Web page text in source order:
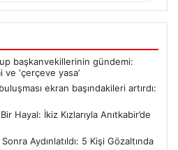
başkanvekillerinin gündemi:
ve ‘çerçeve yasa’
ekran başındakileri artırdı:
Hayal: İkiz Kızlarıyla Anıtkabir’de
Aydınlatıldı: 5 Kişi Gözaltında